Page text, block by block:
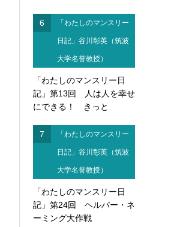
6 「わたしのマンスリー
日記」谷川彰英（筑波
大学名誉教授）
「わたしのマンスリー日
記」第13回 人は人を幸せ
にできる！ きっと
7 「わたしのマンスリー
日記」谷川彰英（筑波
大学名誉教授）
「わたしのマンスリー日
記」第24回 ヘルパー・ネ
ーミング大作戦